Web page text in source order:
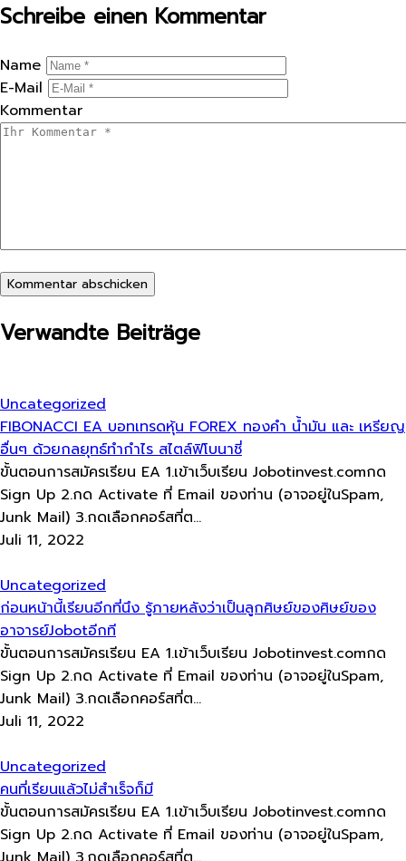
Schreibe einen Kommentar
Name
E-Mail
Kommentar
Kommentar abschicken
Verwandte Beiträge
Uncategorized
FIBONACCI EA บอทเทรดหุ้น​ FOREX ทองคำ​ น้ำมัน​ และ​ เหรียญ​
อื่นๆ​ ด้วยกลยุทธ์​ทำกำไร​ สไตล์​ฟิโบนาชี่
ขั้นตอนการสมัครเรียน EA 1.เข้าเว็บเรียน Jobotinvest.comกด
Sign Up 2.กด Activate ที่ Email ของท่าน (อาจอยู่ในSpam,
Junk Mail) 3.กดเลือกคอร์สที่ต...
Juli 11, 2022
Uncategorized
ก่อนหน้านี้เรียนอีกที่นึง​ รู้ภายหลังว่าเป็นลูกศิษย์​ของศิษย์​ของ
อาจารย์​Jobotอีกที
ขั้นตอนการสมัครเรียน EA 1.เข้าเว็บเรียน Jobotinvest.comกด
Sign Up 2.กด Activate ที่ Email ของท่าน (อาจอยู่ในSpam,
Junk Mail) 3.กดเลือกคอร์สที่ต...
Juli 11, 2022
Uncategorized
คนที่เรียนแล้วไม่สำเร็จก็มี
ขั้นตอนการสมัครเรียน EA 1.เข้าเว็บเรียน Jobotinvest.comกด
Sign Up 2.กด Activate ที่ Email ของท่าน (อาจอยู่ในSpam,